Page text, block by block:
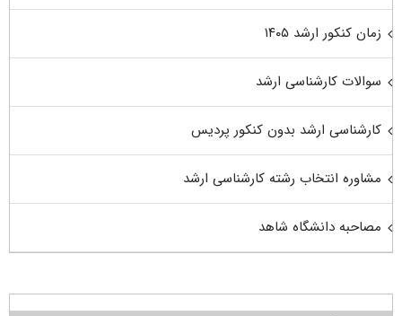
زمان کنکور ارشد ۱۴۰۵
سوالات کارشناسی ارشد
کارشناسی ارشد بدون کنکور پردیس
مشاوره انتخاب رشته کارشناسی ارشد
مصاحبه دانشگاه شاهد